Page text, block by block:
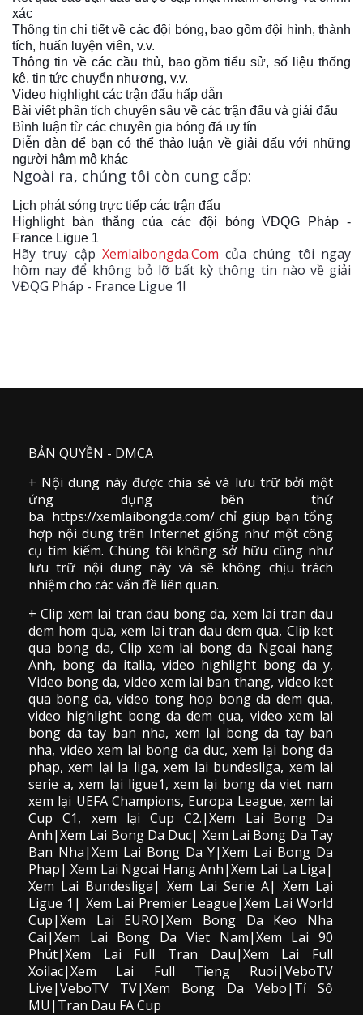
xác
Thông tin chi tiết về các đội bóng, bao gồm đội hình, thành
tích, huấn luyện viên, v.v.
Thông tin về các cầu thủ, bao gồm tiểu sử, số liệu thống
kê, tin tức chuyển nhượng, v.v.
Video highlight các trận đấu hấp dẫn
Bài viết phân tích chuyên sâu về các trận đấu và giải đấu
Bình luận từ các chuyên gia bóng đá uy tín
Diễn đàn để bạn có thể thảo luận về giải đấu với những
người hâm mộ khác
Ngoài ra, chúng tôi còn cung cấp:
Lịch phát sóng trực tiếp các trận đấu
Highlight bàn thắng của các đội bóng VĐQG Pháp -
France Ligue 1
Hãy truy cập Xemlaibongda.Com của chúng tôi ngay
hôm nay để không bỏ lỡ bất kỳ thông tin nào về giải
VĐQG Pháp - France Ligue 1!
BẢN QUYỀN - DMCA
+ Nội dung này được chia sẻ và lưu trữ bởi một
ứng dụng bên thứ
ba. https://xemlaibongda.com/ chỉ giúp bạn tổng
hợp nội dung trên Internet giống như một công
cụ tìm kiếm. Chúng tôi không sở hữu cũng như
lưu trữ nội dung này và sẽ không chịu trách
nhiệm cho các vấn đề liên quan.
+ Clip xem lai tran dau bong da, xem lai tran dau
dem hom qua, xem lai tran dau dem qua, Clip ket
qua bong da, Clip xem lai bong da Ngoai hang
Anh, bong da italia, video highlight bong da y,
Video bong da,video xem lai ban thang, video ket
qua bong da, video tong hop bong da dem qua,
video highlight bong da dem qua, video xem lai
bong da tay ban nha, xem lại bong da tay ban
nha,video xem lai bong da duc, xem lại bong da
phap, xem lại la liga, xem lai bundesliga, xem lai
serie a, xem lại ligue1, xem lại bong da viet nam
xem lại UEFA Champions, Europa League, xem lai
Cup C1, xem lại Cup C2.|Xem Lai Bong Da
Anh|Xem Lai Bong Da Duc| Xem Lai Bong Da Tay
Ban Nha|Xem Lai Bong Da Y|Xem Lai Bong Da
Phap| Xem Lai Ngoai Hang Anh|Xem Lai La Liga|
Xem Lai Bundesliga| Xem Lai Serie A| Xem Lại
Ligue 1| Xem Lai Premier League|Xem Lai World
Cup|Xem Lai EURO|Xem Bong Da Keo Nha
Cai|Xem Lai Bong Da Viet Nam|Xem Lai 90
Phút|Xem Lai Full Tran Dau|Xem Lai Full
Xoilac|Xem Lai Full Tieng Ruoi|VeboTV
Live|VeboTV TV|Xem Bong Da Vebo|Tỉ Số
MU|Tran Dau FA Cup